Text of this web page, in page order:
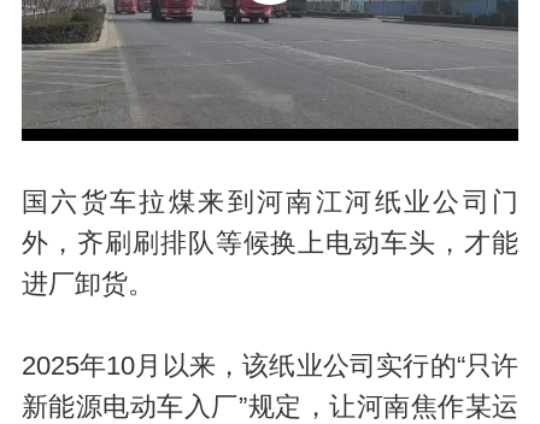
P
国六货车拉煤来到河南江河纸业公司门
外，齐刷刷排队等候换上电动车头，才能
进厂卸货。
2025年10月以来，该纸业公司实行的“只许
新能源电动车入厂”规定，让河南焦作某运